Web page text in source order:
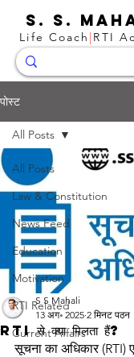
S. S.
Life Coach | RTI
पोस्ट
All Posts
Law & Constitution
News Feed
Education
Motivation
RTI Related
Current Affairs
All Posts
RTI से क्या मिलता हैं?
S S Mahali
13 अग॰ 2025 2 मिनट पठन
सूचना का अधिकार (RTI)